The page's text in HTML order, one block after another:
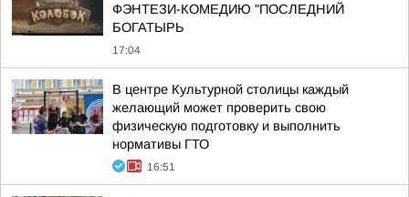
ФЭНТЕЗИ-КОМЕДИЮ "ПОСЛЕДНИЙ
БОГАТЫРЬ
17:04
В центре Культурной столицы каждый
желающий может проверить свою
физическую подготовку и выполнить
нормативы ГТО
16:51